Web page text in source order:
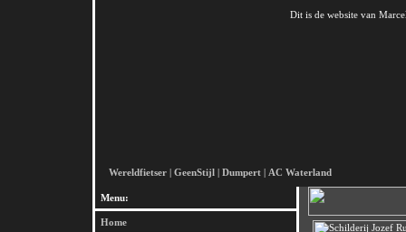
Dit is de website van
Wereldfietser | GeenStijl | Dumpert | AC Waterland
Menu:
Home